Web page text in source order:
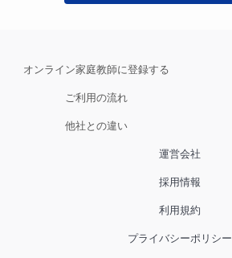
オンライン家庭教師に登録する
ご利用の流れ
他社との違い
運営会社
採用情報
利用規約
プライバシーポリシー